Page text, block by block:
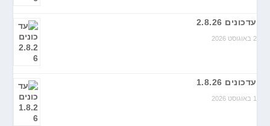
עדכונים 2.8.26
2 באוגוסט 2026
עדכונים 1.8.26
1 באוגוסט 2026